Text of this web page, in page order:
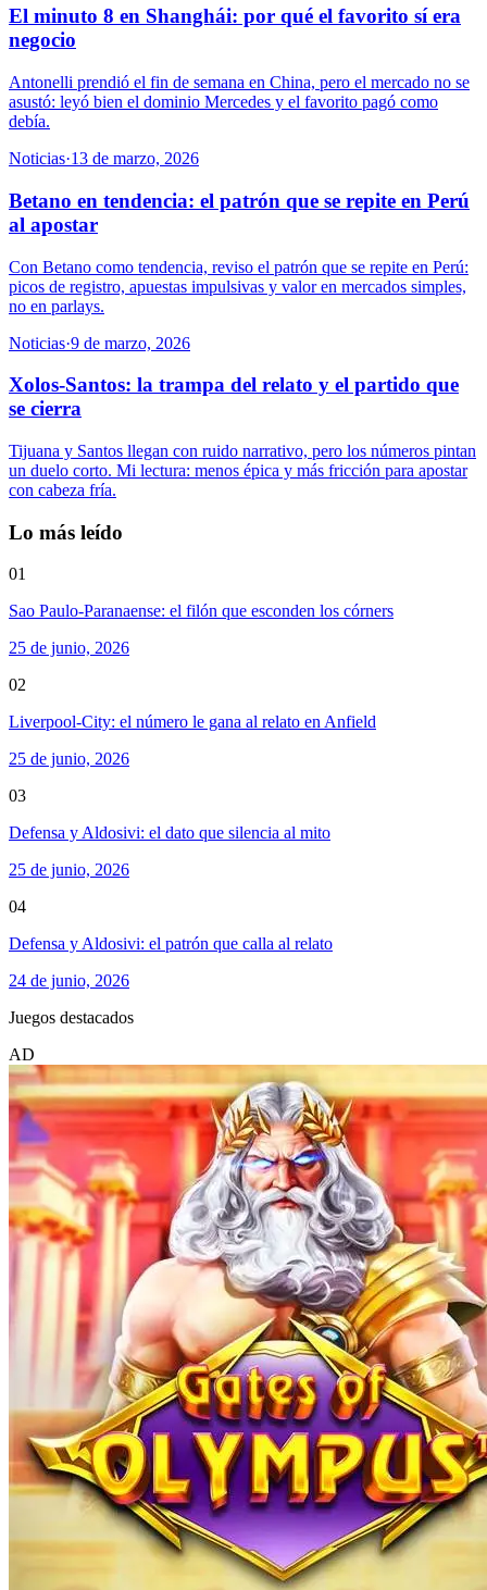
El minuto 8 en Shanghái: por qué el favorito sí era
negocio
Antonelli prendió el fin de semana en China, pero el mercado no se
asustó: leyó bien el dominio Mercedes y el favorito pagó como
debía.
Noticias·13 de marzo, 2026
Betano en tendencia: el patrón que se repite en Perú
al apostar
Con Betano como tendencia, reviso el patrón que se repite en Perú:
picos de registro, apuestas impulsivas y valor en mercados simples,
no en parlays.
Noticias·9 de marzo, 2026
Xolos-Santos: la trampa del relato y el partido que
se cierra
Tijuana y Santos llegan con ruido narrativo, pero los números pintan
un duelo corto. Mi lectura: menos épica y más fricción para apostar
con cabeza fría.
Lo más leído
01
Sao Paulo-Paranaense: el filón que esconden los córners
25 de junio, 2026
02
Liverpool-City: el número le gana al relato en Anfield
25 de junio, 2026
03
Defensa y Aldosivi: el dato que silencia al mito
25 de junio, 2026
04
Defensa y Aldosivi: el patrón que calla al relato
24 de junio, 2026
Juegos destacados
AD